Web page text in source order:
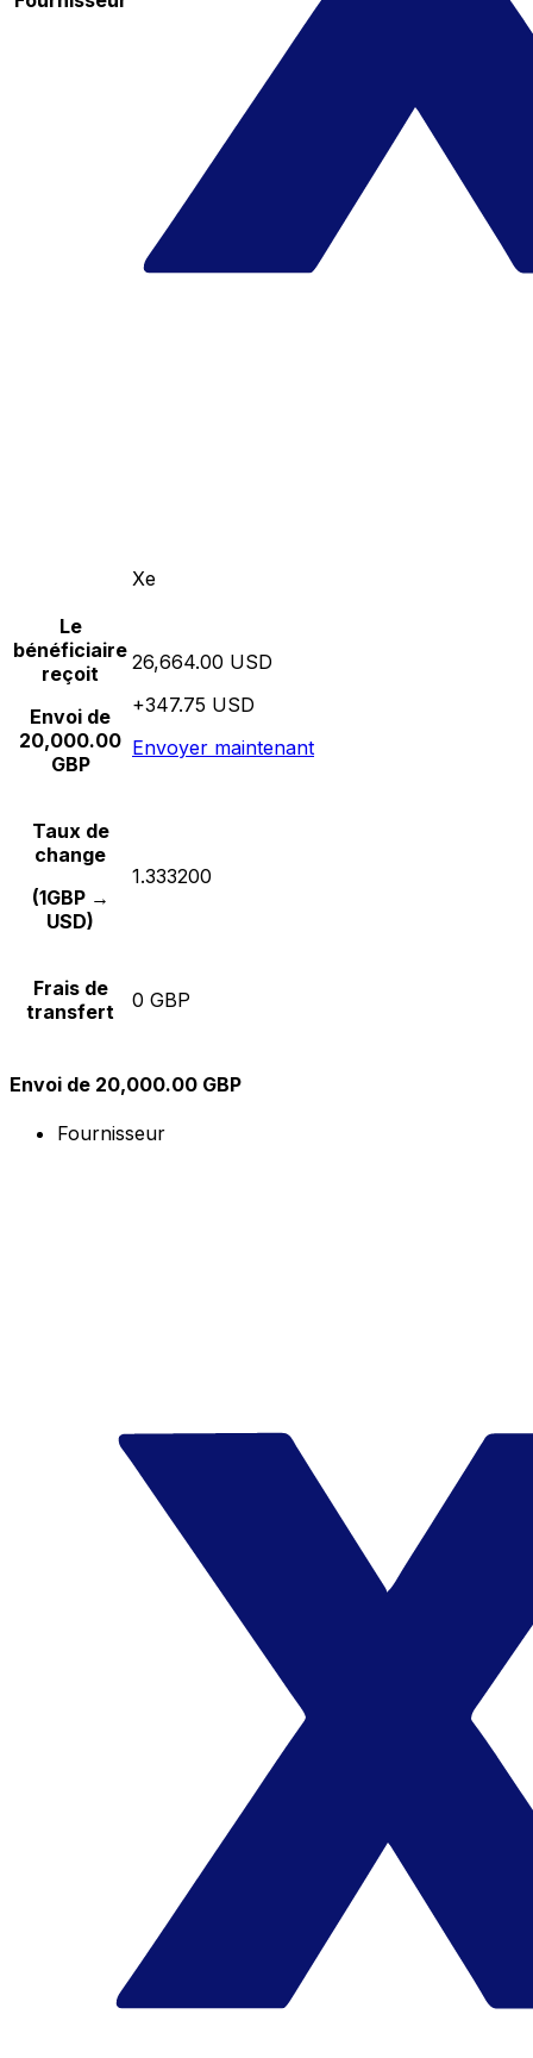
Xe
Le
bénéficiaire
reçoit
Envoi de
20,000.00
GBP
26,664.00 USD
+347.75 USD
Envoyer maintenant
Taux de
change
(1GBP →
USD)
1.333200
Frais de
transfert
0 GBP
Envoi de 20,000.00 GBP
Fournisseur